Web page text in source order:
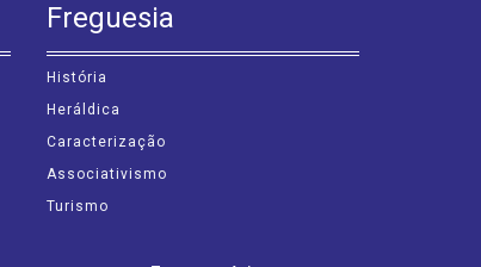
Freguesia
História
Heráldica
Caracterização
Associativismo
Turismo